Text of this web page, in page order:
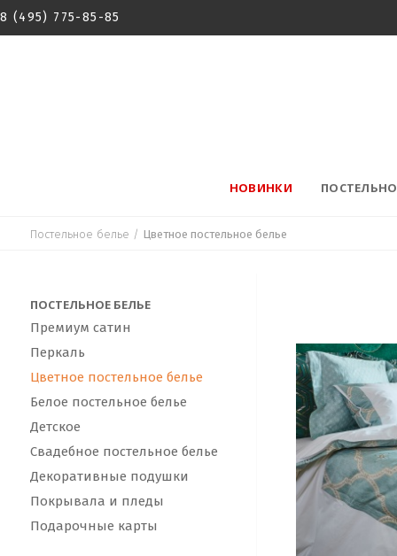
8 (495) 775-85-85
НОВИНКИ
Постельное белье / Цветное постельное белье
ПОСТЕЛЬНОЕ БЕЛЬЕ
Премиум сатин
Перкаль
Цветное постельное белье
Белое постельное белье
Детское
Свадебное постельное белье
Декоративные подушки
Покрывала и пледы
Подарочные карты